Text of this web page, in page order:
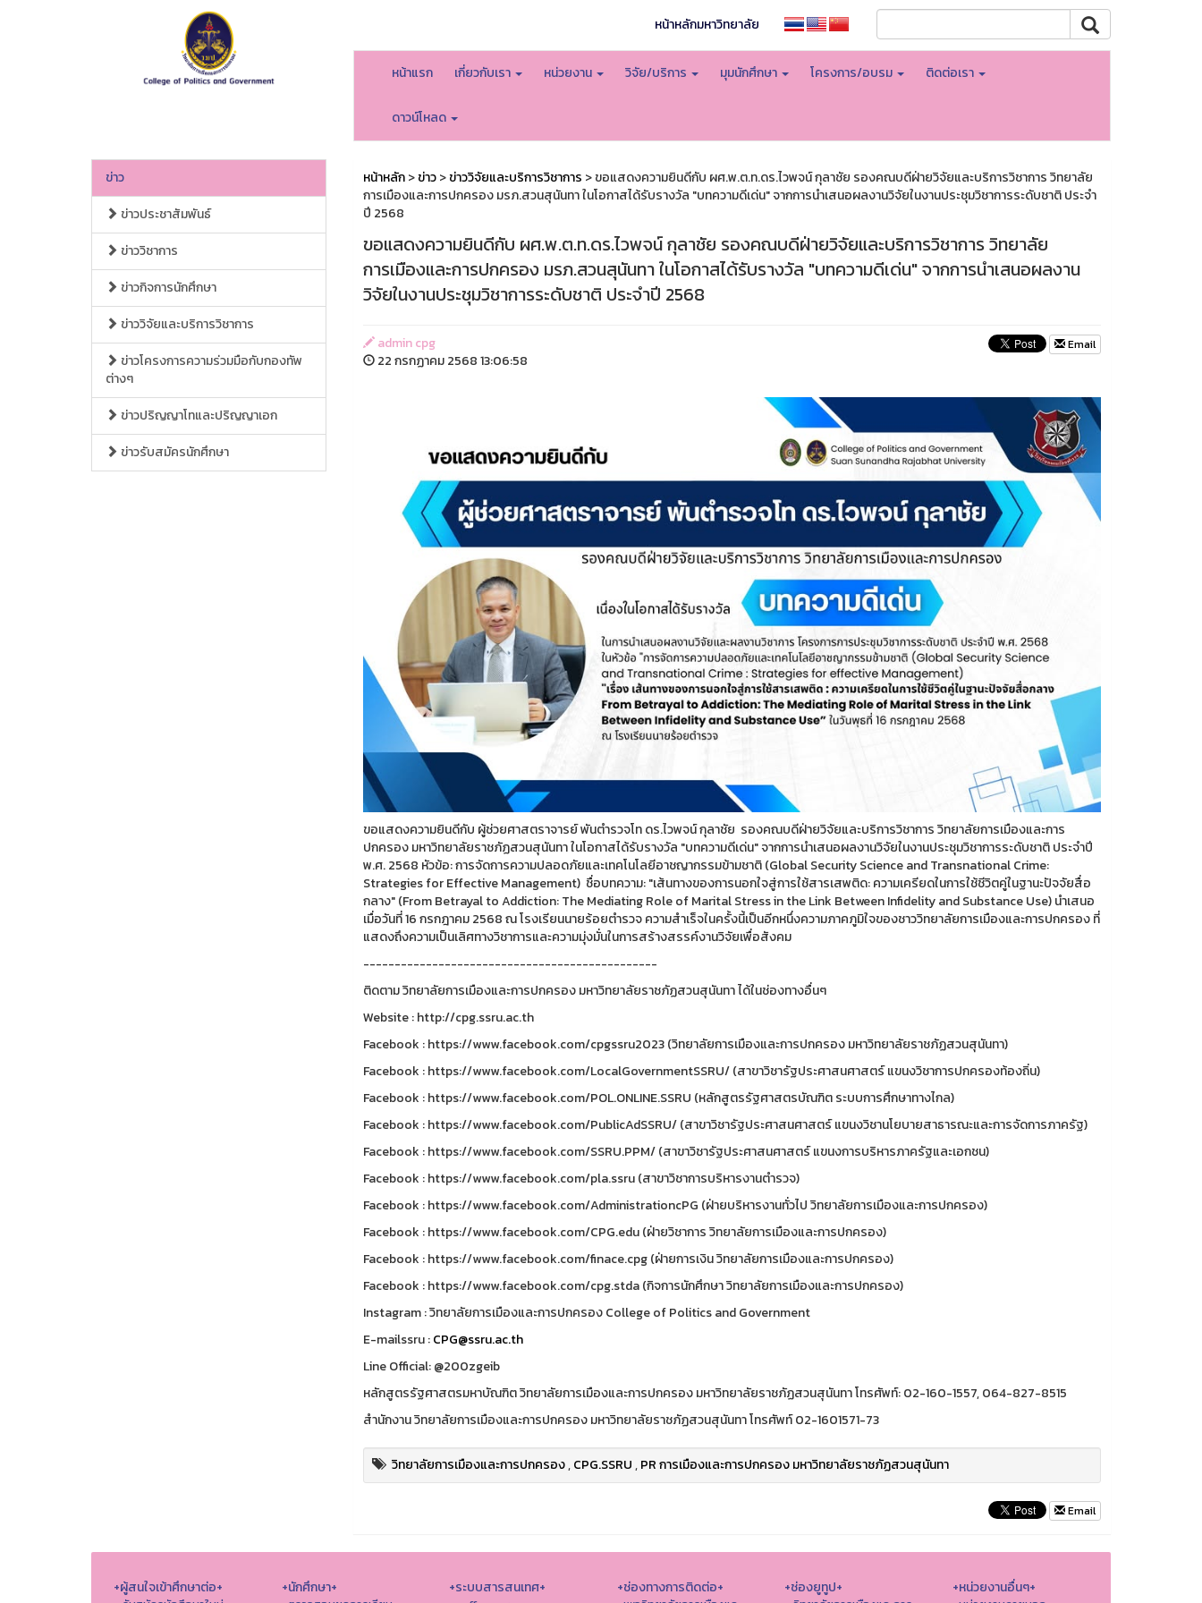
หน้าหลักมหาวิทยาลัย
หน้าแรก เกี่ยวกับเรา หน่วยงาน วิจัย/บริการ มุมนักศึกษา โครงการ/อบรม ติดต่อเรา
ดาวน์โหลด
ข่าว
ข่าวประชาสัมพันธ์
ข่าววิชาการ
ข่าวกิจการนักศึกษา
ข่าววิจัยและบริการวิชาการ
ข่าวโครงการความร่วมมือกับกองทัพ
ต่างๆ
ข่าวปริญญาโทและปริญญาเอก
ข่าวรับสมัครนักศึกษา
หน้าหลัก>ข่าว>ข่าววิจัยและบริการวิชาการ > ขอแสดงความยินดีกับ ผศ.พ.ต.ท.ดร.ไวพจน์ กุลาชัย รองคณบดีฝ่ายวิจัยและบริการวิชาการ วิทยาลัย
การเมืองและการปกครอง มรภ.สวนสุนันทา ในโอกาสได้รับรางวัล "บทความดีเด่น" จากการนำเสนอผลงานวิจัยในงานประชุมวิชาการระดับชาติ ประจำ
ปี 2568
ขอแสดงความยินดีกับ ผศ.พ.ต.ท.ดร.ไวพจน์ กุลาชัย รองคณบดีฝ่ายวิจัยและบริการวิชาการ วิทยาลัย
การเมืองและการปกครอง มรภ.สวนสุนันทา ในโอกาสได้รับรางวัล "บทความดีเด่น" จากการนำเสนอผลงาน
วิจัยในงานประชุมวิชาการระดับชาติ ประจำปี 2568
admin cpg
22 กรกฏาคม 2568 13:06:58
Email
ขอแสดงความยินดีกับ ผู้ช่วยศาสตราจารย์ พันตำรวจโท ดร.ไวพจน์ กุลาชัย รองคณบดีฝ่ายวิจัยและบริการวิชาการ วิทยาลัยการเมืองและการ
ปกครอง มหาวิทยาลัยราชภัฏสวนสุนันทา ในโอกาสได้รับรางวัล "บทความดีเด่น" จากการนำเสนอผลงานวิจัยในงานประชุมวิชาการระดับชาติ ประจำปี
พ.ศ. 2568 หัวข้อ: การจัดการความปลอดภัยและเทคโนโลยีอาชญากรรมข้ามชาติ (Global Security Science and Transnational Crime:
Strategies for Effective Management) ชื่อบทความ: "เส้นทางของการนอกใจสู่การใช้สารเสพติด: ความเครียดในการใช้ชีวิตคู่ในฐานะปัจจัยสื่อ
กลาง" (From Betrayal to Addiction: The Mediating Role of Marital Stress in the Link Between Infidelity and Substance Use) นำเสนอ
เมื่อวันที่ 16 กรกฎาคม 2568 ณ โรงเรียนนายร้อยตำรวจ ความสำเร็จในครั้งนี้เป็นอีกหนึ่งความภาคภูมิใจของชาววิทยาลัยการเมืองและการปกครอง ที่
แสดงถึงความเป็นเลิศทางวิชาการและความมุ่งมั่นในการสร้างสรรค์งานวิจัยเพื่อสังคม
-----------------------------------------------
ติดตาม วิทยาลัยการเมืองและการปกครอง มหาวิทยาลัยราชภัฏสวนสุนันทา ได้ในช่องทางอื่นๆ
Website : http://cpg.ssru.ac.th
Facebook : https://www.facebook.com/cpgssru2023 (วิทยาลัยการเมืองและการปกครอง มหาวิทยาลัยราชภัฏสวนสุนันทา)
Facebook : https://www.facebook.com/LocalGovernmentSSRU/ (สาขาวิชารัฐประศาสนศาสตร์ แขนงวิชาการปกครองท้องถิ่น)
Facebook : https://www.facebook.com/POL.ONLINE.SSRU (หลักสูตรรัฐศาสตรบัณฑิต ระบบการศึกษาทางไกล)
Facebook : https://www.facebook.com/PublicAdSSRU/ (สาขาวิชารัฐประศาสนศาสตร์ แขนงวิชานโยบายสาธารณะและการจัดการภาครัฐ)
Facebook : https://www.facebook.com/SSRU.PPM/ (สาขาวิชารัฐประศาสนศาสตร์ แขนงการบริหารภาครัฐและเอกชน)
Facebook : https://www.facebook.com/pla.ssru (สาขาวิชาการบริหารงานตำรวจ)
Facebook : https://www.facebook.com/AdministrationcPG (ฝ่ายบริหารงานทั่วไป วิทยาลัยการเมืองและการปกครอง)
Facebook : https://www.facebook.com/CPG.edu (ฝ่ายวิชาการ วิทยาลัยการเมืองและการปกครอง)
Facebook : https://www.facebook.com/finace.cpg (ฝ่ายการเงิน วิทยาลัยการเมืองและการปกครอง)
Facebook : https://www.facebook.com/cpg.stda (กิจการนักศึกษา วิทยาลัยการเมืองและการปกครอง)
Instagram : วิทยาลัยการเมืองและการปกครอง College of Politics and Government
E-mailssru :CPG@ssru.ac.th
Line Official: @200zgeib
หลักสูตรรัฐศาสตรมหาบัณฑิต วิทยาลัยการเมืองและการปกครอง มหาวิทยาลัยราชภัฏสวนสุนันทา โทรศัพท์: 02-160-1557, 064-827-8515
สำนักงาน วิทยาลัยการเมืองและการปกครอง มหาวิทยาลัยราชภัฏสวนสุนันทา โทรศัพท์ 02-1601571-73
วิทยาลัยการเมืองและการปกครอง,CPG.SSRU,PR การเมืองและการปกครอง มหาวิทยาลัยราชภัฏสวนสุนันทา
Email
+ผู้สนใจเข้าศึกษาต่อ+ +นักศึกษา+ +ระบบสารสนเทศ+ +ช่องทางการติดต่อ+ +ช่องยูทูป+ +หน่วยงานอื่นๆ+